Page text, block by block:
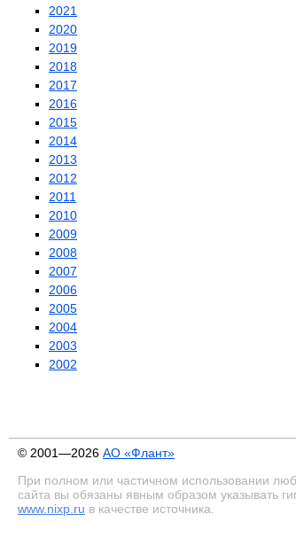
2021
2020
2019
2018
2017
2016
2015
2014
2013
2012
2011
2010
2009
2008
2007
2006
2005
2004
2003
2002
© 2001—2026 АО «Флант»
При полном или частичном использовании
сайта вы обязаны явным образом указывать
www.nixp.ru в качестве источника.